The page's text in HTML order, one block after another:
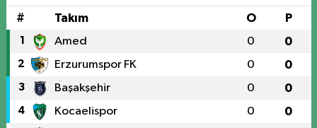
# Takım O P
1 Amed 0 0
2 Erzurumspor FK 0 0
3 Başakşehir 0 0
4 Kocaelispor 0 0